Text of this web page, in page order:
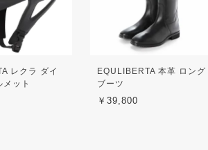
レクラ ダイ
ット
EQULIBERTA 本革 ロング
ブーツ
￥39,800